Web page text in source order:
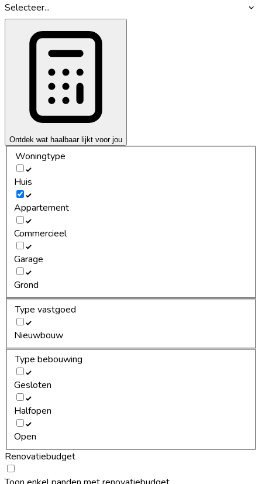
Selecteer...
Ontdek wat haalbaar lijkt voor jou
Woningtype
Huis
Appartement
Commercieel
Garage
Grond
Type vastgoed
Nieuwbouw
Type bebouwing
Gesloten
Halfopen
Open
Renovatiebudget